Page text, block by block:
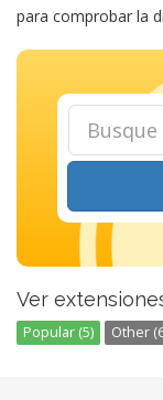
para comprobar la
Ver
Popular (5) Other